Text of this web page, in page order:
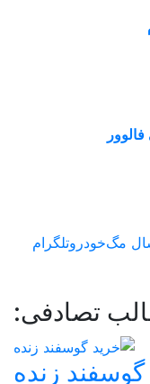
خودروتلگرام
تصادفی:
زنده